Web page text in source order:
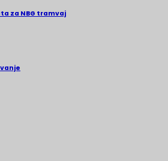
za NBG tramvaj